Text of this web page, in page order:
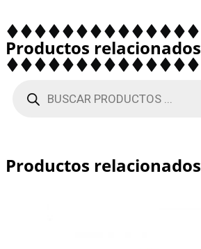
Productos relacionados
Productos relacionados